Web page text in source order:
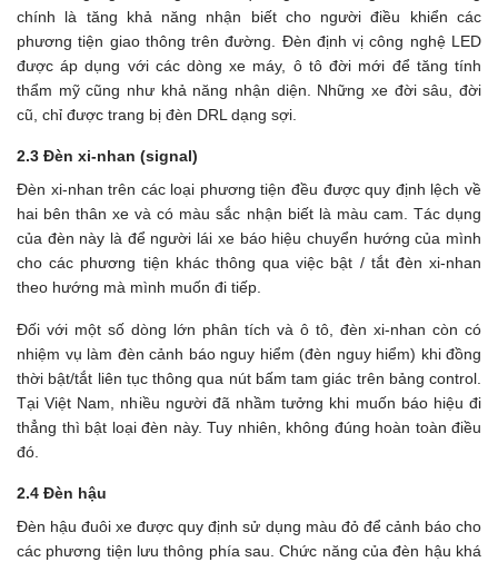
chính là tăng khả năng nhận biết cho người điều khiển các
phương tiện giao thông trên đường. Đèn định vị công nghệ LED
được áp dụng với các dòng xe máy, ô tô đời mới để tăng tính
thẩm mỹ cũng như khả năng nhận diện. Những xe đời sâu, đời
cũ, chỉ được trang bị đèn DRL dạng sợi.
2.3 Đèn xi-nhan (signal)
Đèn xi-nhan trên các loại phương tiện đều được quy định lệch về
hai bên thân xe và có màu sắc nhận biết là màu cam. Tác dụng
của đèn này là để người lái xe báo hiệu chuyển hướng của mình
cho các phương tiện khác thông qua việc bật / tắt đèn xi-nhan
theo hướng mà mình muốn đi tiếp.
Đối với một số dòng lớn phân tích và ô tô, đèn xi-nhan còn có
nhiệm vụ làm đèn cảnh báo nguy hiểm (đèn nguy hiểm) khi đồng
thời bật/tắt liên tục thông qua nút bấm tam giác trên bảng control.
Tại Việt Nam, nhiều người đã nhầm tưởng khi muốn báo hiệu đi
thẳng thì bật loại đèn này. Tuy nhiên, không đúng hoàn toàn điều
đó.
2.4 Đèn hậu
Đèn hậu đuôi xe được quy định sử dụng màu đỏ để cảnh báo cho
các phương tiện lưu thông phía sau. Chức năng của đèn hậu khá